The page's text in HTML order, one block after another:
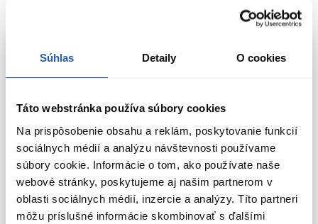
Súhlas Detaily O cookies
Táto webstránka používa súbory cookies
Na prispôsobenie obsahu a reklám, poskytovanie funkcií
sociálnych médií a analýzu návštevnosti používame
súbory cookie. Informácie o tom, ako používate naše
webové stránky, poskytujeme aj našim partnerom v
oblasti sociálnych médií, inzercie a analýzy. Títo partneri
môžu príslušné informácie skombinovať s ďalšími
Doprava zadarmo
Oficiálna distribúcia
Oficiálna distribúcia